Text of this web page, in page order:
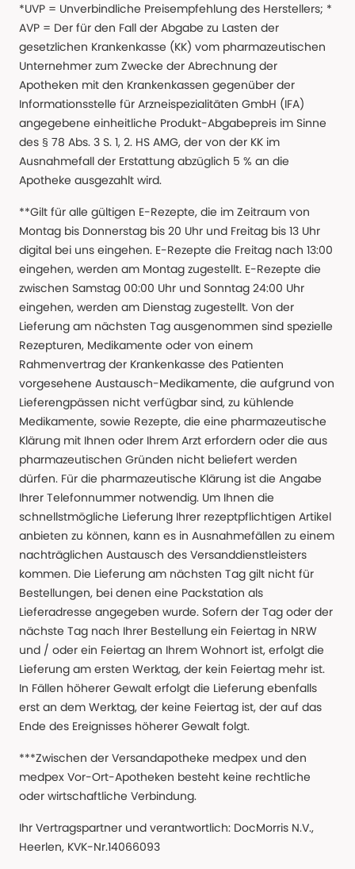
*UVP = Unverbindliche Preisempfehlung des Herstellers; *
AVP = Der für den Fall der Abgabe zu Lasten der
gesetzlichen Krankenkasse (KK) vom pharmazeutischen
Unternehmer zum Zwecke der Abrechnung der
Apotheken mit den Krankenkassen gegenüber der
Informationsstelle für Arzneispezialitäten GmbH (IFA)
angegebene einheitliche Produkt-Abgabepreis im Sinne
des § 78 Abs. 3 S. 1, 2. HS AMG, der von der KK im
Ausnahmefall der Erstattung abzüglich 5 % an die
Apotheke ausgezahlt wird.
**Gilt für alle gültigen E-Rezepte, die im Zeitraum von
Montag bis Donnerstag bis 20 Uhr und Freitag bis 13 Uhr
digital bei uns eingehen. E-Rezepte die Freitag nach 13:00
eingehen, werden am Montag zugestellt. E-Rezepte die
zwischen Samstag 00:00 Uhr und Sonntag 24:00 Uhr
eingehen, werden am Dienstag zugestellt. Von der
Lieferung am nächsten Tag ausgenommen sind spezielle
Rezepturen, Medikamente oder von einem
Rahmenvertrag der Krankenkasse des Patienten
vorgesehene Austausch-Medikamente, die aufgrund von
Lieferengpässen nicht verfügbar sind, zu kühlende
Medikamente, sowie Rezepte, die eine pharmazeutische
Klärung mit Ihnen oder Ihrem Arzt erfordern oder die aus
pharmazeutischen Gründen nicht beliefert werden
dürfen. Für die pharmazeutische Klärung ist die Angabe
Ihrer Telefonnummer notwendig. Um Ihnen die
schnellstmögliche Lieferung Ihrer rezeptpflichtigen Artikel
anbieten zu können, kann es in Ausnahmefällen zu einem
nachträglichen Austausch des Versanddienstleisters
kommen. Die Lieferung am nächsten Tag gilt nicht für
Bestellungen, bei denen eine Packstation als
Lieferadresse angegeben wurde. Sofern der Tag oder der
nächste Tag nach Ihrer Bestellung ein Feiertag in NRW
und / oder ein Feiertag an Ihrem Wohnort ist, erfolgt die
Lieferung am ersten Werktag, der kein Feiertag mehr ist.
In Fällen höherer Gewalt erfolgt die Lieferung ebenfalls
erst an dem Werktag, der keine Feiertag ist, der auf das
Ende des Ereignisses höherer Gewalt folgt.
***Zwischen der Versandapotheke medpex und den
medpex Vor-Ort-Apotheken besteht keine rechtliche
oder wirtschaftliche Verbindung.
Ihr Vertragspartner und verantwortlich: DocMorris N.V.,
Heerlen, KVK-Nr.14066093